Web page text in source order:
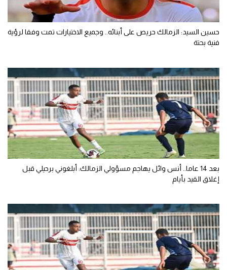
حسين السيد: الزمالك حريص على أبنائه.. وجميع الاختيارات تمت وفقا لرؤية
فنية بحتة
بعد 14 عاما.. أنس وائل يهاجم مسؤولي الزمالك: أبلغوني برحيلي قبل
إغلاق القيد بأيام